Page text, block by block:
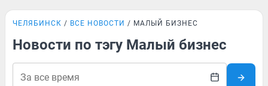
ЧЕЛЯБИНСК ВСЕ НОВОСТИ МАЛЫЙ БИЗНЕС
Новости по тэгу Малый бизнес